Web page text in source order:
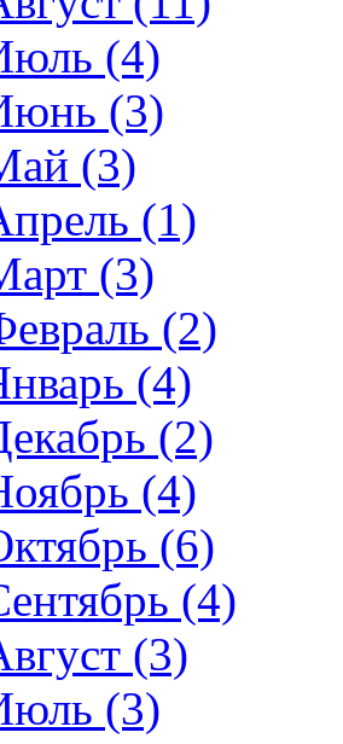
(4)
(3)
(3)
(1)
(3)
(2)
(4)
(2)
(4)
(6)
(4)
(3)
(3)